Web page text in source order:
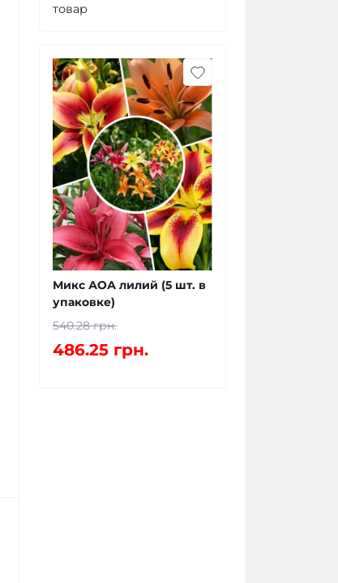
товар
Микс АОА лилий (5 шт. в
упаковке)
540.28 грн.
486.25 грн.